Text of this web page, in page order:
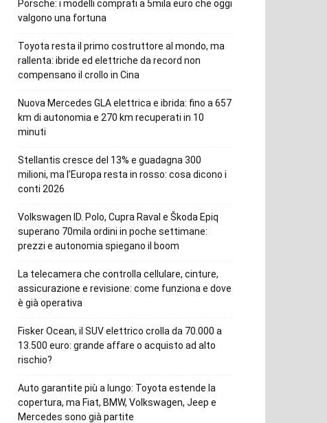
Porsche: i modelli comprati a 5mila euro che oggi
valgono una fortuna
Toyota resta il primo costruttore al mondo, ma
rallenta: ibride ed elettriche da record non
compensano il crollo in Cina
Nuova Mercedes GLA elettrica e ibrida: fino a 657
km di autonomia e 270 km recuperati in 10
minuti
Stellantis cresce del 13% e guadagna 300
milioni, ma l’Europa resta in rosso: cosa dicono i
conti 2026
Volkswagen ID. Polo, Cupra Raval e Škoda Epiq
superano 70mila ordini in poche settimane:
prezzi e autonomia spiegano il boom
La telecamera che controlla cellulare, cinture,
assicurazione e revisione: come funziona e dove
è già operativa
Fisker Ocean, il SUV elettrico crolla da 70.000 a
13.500 euro: grande affare o acquisto ad alto
rischio?
Auto garantite più a lungo: Toyota estende la
copertura, ma Fiat, BMW, Volkswagen, Jeep e
Mercedes sono già partite